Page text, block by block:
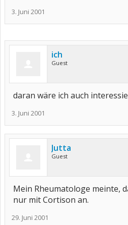
3. Juni 2001
ich
Guest
daran wäre ich auch
3. Juni 2001
Jutta
Guest
Mein Rheumatologe meinte,
nur mit Cortison an.
29. Juni 2001